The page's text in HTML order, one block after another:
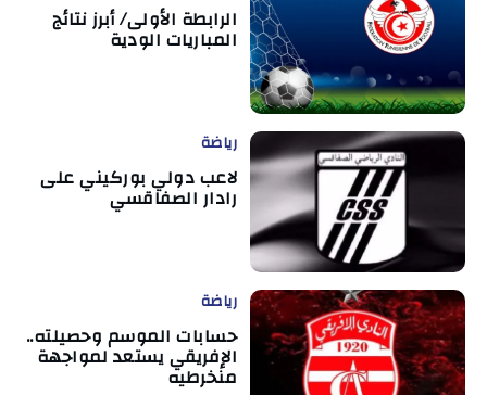
الرابطة الأولى/ أبرز نتائج
المباريات الودية
رياضة
لاعب دولي بوركيني على
رادار الصفاقسي
رياضة
حسابات الموسم وحصيلته..
الإفريقي يستعد لمواجهة
منخرطيه